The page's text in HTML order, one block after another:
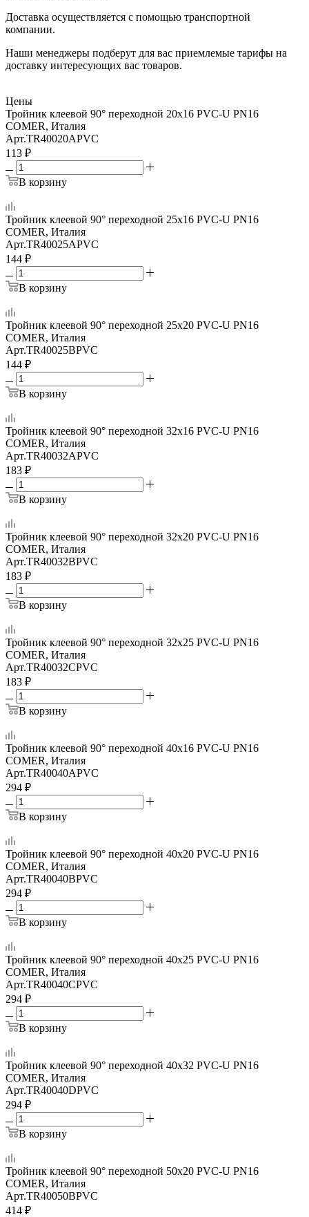
Доставка осуществляется с помощью транспортной
компании.
Наши менеджеры подберут для вас приемлемые тарифы на
доставку интересующих вас товаров.
Цены
Тройник клеевой 90° переходной 20x16 PVC-U PN16
COMER, Италия
Арт.TR40020APVC
113 ₽
В корзину
Тройник клеевой 90° переходной 25x16 PVC-U PN16
COMER, Италия
Арт.TR40025APVC
144 ₽
В корзину
Тройник клеевой 90° переходной 25x20 PVC-U PN16
COMER, Италия
Арт.TR40025BPVC
144 ₽
В корзину
Тройник клеевой 90° переходной 32x16 PVC-U PN16
COMER, Италия
Арт.TR40032APVC
183 ₽
В корзину
Тройник клеевой 90° переходной 32x20 PVC-U PN16
COMER, Италия
Арт.TR40032BPVC
183 ₽
В корзину
Тройник клеевой 90° переходной 32x25 PVC-U PN16
COMER, Италия
Арт.TR40032CPVC
183 ₽
В корзину
Тройник клеевой 90° переходной 40x16 PVC-U PN16
COMER, Италия
Арт.TR40040APVC
294 ₽
В корзину
Тройник клеевой 90° переходной 40x20 PVC-U PN16
COMER, Италия
Арт.TR40040BPVC
294 ₽
В корзину
Тройник клеевой 90° переходной 40x25 PVC-U PN16
COMER, Италия
Арт.TR40040CPVC
294 ₽
В корзину
Тройник клеевой 90° переходной 40x32 PVC-U PN16
COMER, Италия
Арт.TR40040DPVC
294 ₽
В корзину
Тройник клеевой 90° переходной 50x20 PVC-U PN16
COMER, Италия
Арт.TR40050BPVC
414 ₽